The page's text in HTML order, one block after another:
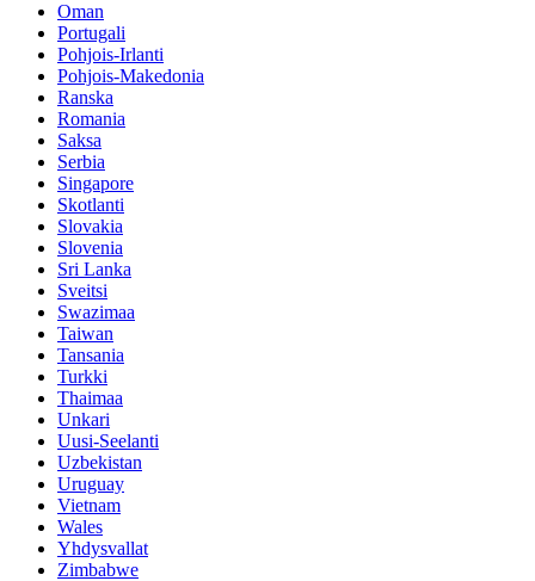
Oman
Portugali
Pohjois-Irlanti
Pohjois-Makedonia
Ranska
Romania
Saksa
Serbia
Singapore
Skotlanti
Slovakia
Slovenia
Sri Lanka
Sveitsi
Swazimaa
Taiwan
Tansania
Turkki
Thaimaa
Unkari
Uusi-Seelanti
Uzbekistan
Uruguay
Vietnam
Wales
Yhdysvallat
Zimbabwe